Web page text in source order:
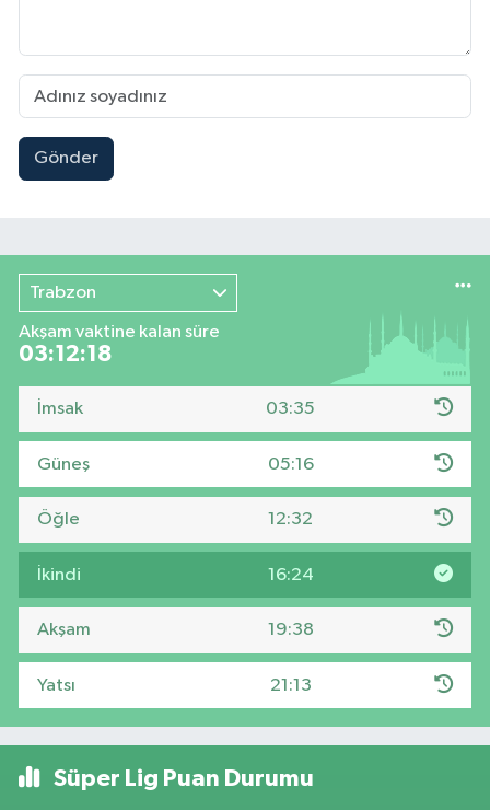
Gönder
Trabzon
Akşam vaktine kalan süre
03:12:17
İmsak 03:35
Güneş 05:16
Öğle 12:32
İkindi 16:24
Akşam 19:38
Yatsı 21:13
Süper Lig Puan Durumu